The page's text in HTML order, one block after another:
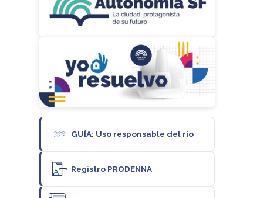
GUÍA: Uso responsable del río
Registro PRODENNA